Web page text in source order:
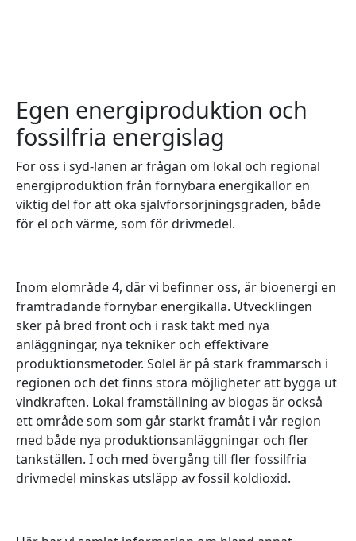
Egen energiproduktion och
fossilfria energislag
För oss i syd-länen är frågan om lokal och regional
energiproduktion från förnybara energikällor en
viktig del för att öka självförsörjningsgraden, både
för el och värme, som för drivmedel.
Inom elområde 4, där vi befinner oss, är bioenergi en
framträdande förnybar energikälla. Utvecklingen
sker på bred front och i rask takt med nya
anläggningar, nya tekniker och effektivare
produktionsmetoder. Solel är på stark frammarsch i
regionen och det finns stora möjligheter att bygga ut
vindkraften. Lokal framställning av biogas är också
ett område som som går starkt framåt i vår region
med både nya produktionsanläggningar och fler
tankställen. I och med övergång till fler fossilfria
drivmedel minskas utsläpp av fossil koldioxid.